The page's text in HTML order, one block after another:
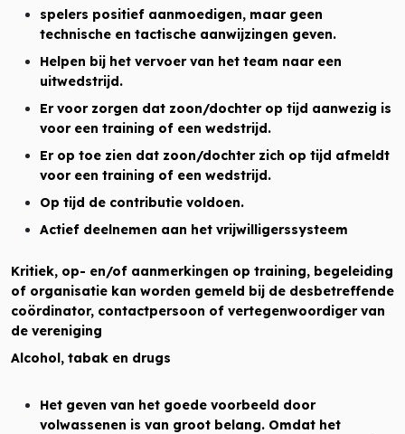
spelers positief aanmoedigen, maar geen
technische en tactische aanwijzingen geven.
Helpen bij het vervoer van het team naar een
uitwedstrijd.
Er voor zorgen dat zoon/dochter op tijd aanwezig is
voor een training of een wedstrijd.
Er op toe zien dat zoon/dochter zich op tijd afmeldt
voor een training of een wedstrijd.
Op tijd de contributie voldoen.
Actief deelnemen aan het vrijwilligerssysteem
Kritiek, op- en/of aanmerkingen op training, begeleiding
of organisatie kan worden gemeld bij de desbetreffende
coördinator, contactpersoon of vertegenwoordiger van
de vereniging
Alcohol, tabak en drugs
Het geven van het goede voorbeeld door
volwassenen is van groot belang. Omdat het